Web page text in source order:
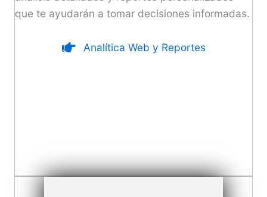
que te ayudarán a tomar decisiones informadas.
Analítica Web y Reportes